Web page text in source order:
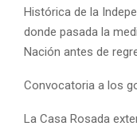
Histórica de la
donde pasada la
Nación antes de
Convocatoria a los
La Casa Rosada